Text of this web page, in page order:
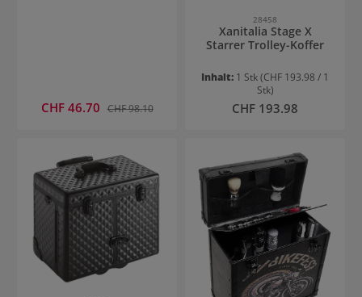
Verkaufspreis:
CHF 46.70 Regulärer Preis:
CHF 98.10
28458
Xanitalia Stage X
Starrer Trolley-Koffer
Inhalt: 1 Stk(CHF 193.98 / 1
Stk)
Regulärer Preis:
CHF 193.98